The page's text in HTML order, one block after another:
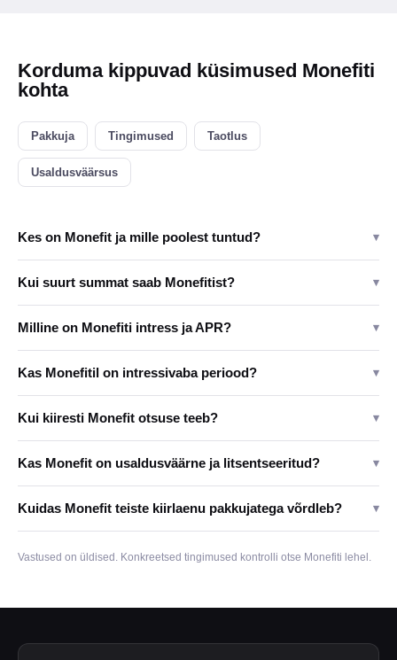
Korduma kippuvad küsimused Monefiti
kohta
Pakkuja Tingimused Taotlus
Usaldusväärsus
Kes on Monefit ja mille poolest tuntud? ▾
Kui suurt summat saab Monefitist? ▾
Milline on Monefiti intress ja APR? ▾
Kas Monefitil on intressivaba periood? ▾
Kui kiiresti Monefit otsuse teeb? ▾
Kas Monefit on usaldusväärne ja litsentseeritud? ▾
Kuidas Monefit teiste kiirlaenu pakkujatega võrdleb? ▾
Vastused on üldised. Konkreetsed tingimused kontrolli otse Monefiti lehel.